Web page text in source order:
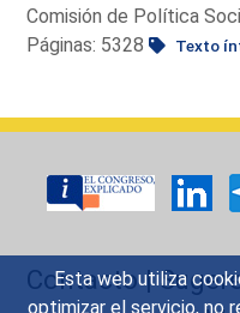
Esta web utiliza
optimizar el servicio, no
Comisión de Política
Páginas: 5328
Texto
Contacto|